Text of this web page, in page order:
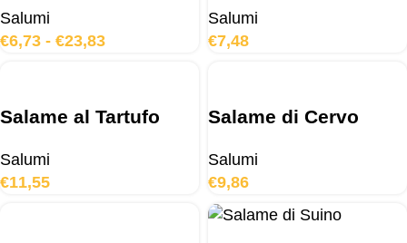
Salumi
€6,73 - €23,83
Salumi
€7,48
Salame al Tartufo
Salumi
€11,55
Salame di Cervo
Salumi
€9,86